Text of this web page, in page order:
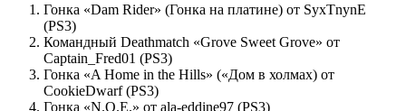
Гонка «Dam Rider» (Гонка на платине) от SyxTnynE
(PS3)
Командный Deathmatch «Grove Sweet Grove» от
Captain_Fred01 (PS3)
Гонка «A Home in the Hills» («Дом в холмах) от
CookieDwarf (PS3)
Гонка «N.O.E.» от ala-eddine97 (PS3)